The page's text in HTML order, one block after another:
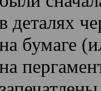
деталях
бумаге